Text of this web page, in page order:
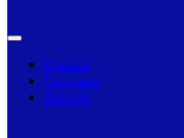
Primarii
Companii
Articole